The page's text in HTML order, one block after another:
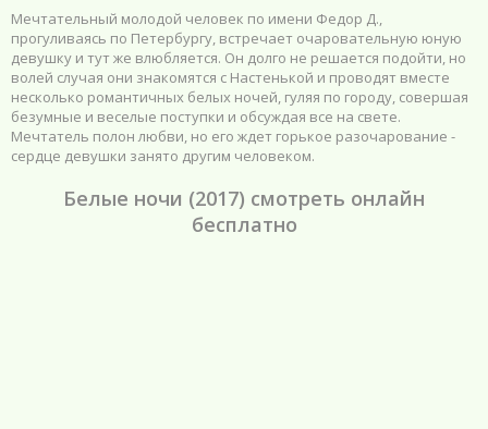
Мечтательный молодой человек по имени Федор Д.,
прогуливаясь по Петербургу, встречает очаровательную юную
девушку и тут же влюбляется. Он долго не решается подойти, но
волей случая они знакомятся с Настенькой и проводят вместе
несколько романтичных белых ночей, гуляя по городу, совершая
безумные и веселые поступки и обсуждая все на свете.
Мечтатель полон любви, но его ждет горькое разочарование -
сердце девушки занято другим человеком.
Белые ночи (2017) смотреть онлайн
бесплатно